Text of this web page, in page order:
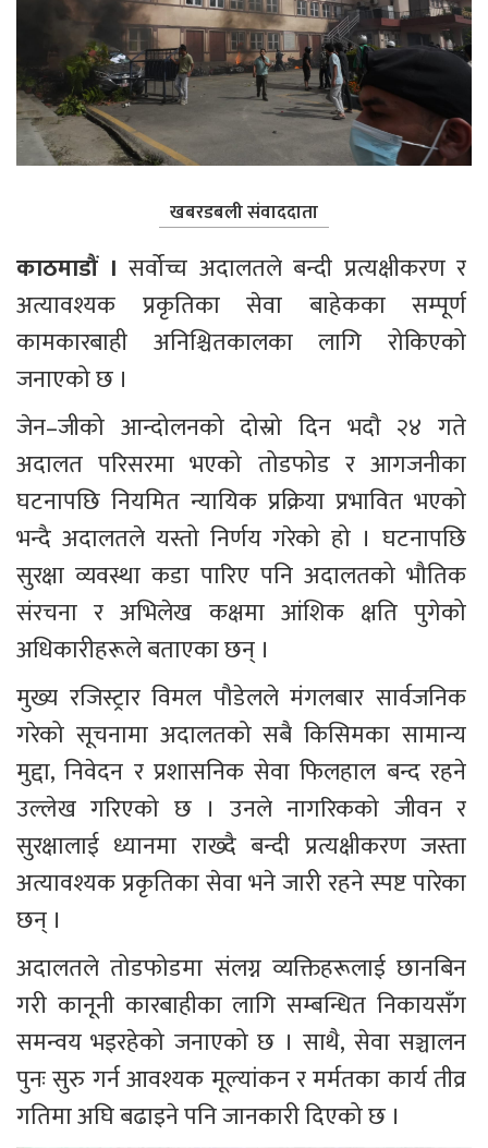
खबरडबली संवाददाता
काठमाडौं । सर्वोच्च अदालतले बन्दी प्रत्यक्षीकरण र
अत्यावश्यक प्रकृतिका सेवा बाहेकका सम्पूर्ण
कामकारबाही अनिश्चितकालका लागि रोकिएको
जनाएको छ ।
जेन–जीको आन्दोलनको दोस्रो दिन भदौ २४ गते
अदालत परिसरमा भएको तोडफोड र आगजनीका
घटनापछि नियमित न्यायिक प्रक्रिया प्रभावित भएको
भन्दै अदालतले यस्तो निर्णय गरेको हो । घटनापछि
सुरक्षा व्यवस्था कडा पारिए पनि अदालतको भौतिक
संरचना र अभिलेख कक्षमा आंशिक क्षति पुगेको
अधिकारीहरूले बताएका छन् ।
मुख्य रजिस्ट्रार विमल पौडेलले मंगलबार सार्वजनिक
गरेको सूचनामा अदालतको सबै किसिमका सामान्य
मुद्दा, निवेदन र प्रशासनिक सेवा फिलहाल बन्द रहने
उल्लेख गरिएको छ । उनले नागरिकको जीवन र
सुरक्षालाई ध्यानमा राख्दै बन्दी प्रत्यक्षीकरण जस्ता
अत्यावश्यक प्रकृतिका सेवा भने जारी रहने स्पष्ट पारेका
छन् ।
अदालतले तोडफोडमा संलग्न व्यक्तिहरूलाई छानबिन
गरी कानूनी कारबाहीका लागि सम्बन्धित निकायसँग
समन्वय भइरहेको जनाएको छ । साथै, सेवा सञ्चालन
पुनः सुरु गर्न आवश्यक मूल्यांकन र मर्मतका कार्य तीव्र
गतिमा अघि बढाइने पनि जानकारी दिएको छ ।